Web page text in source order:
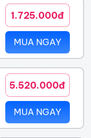
1.725.000đ
MUA NGAY
5.520.000đ
MUA NGAY